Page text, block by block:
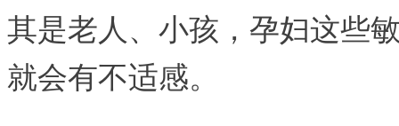
其是老人、小孩，孕妇这些
就会有不适感。